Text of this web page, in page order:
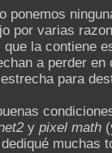
ponemos
por varias
la contiene
a perder
para
y pixel math
muchas